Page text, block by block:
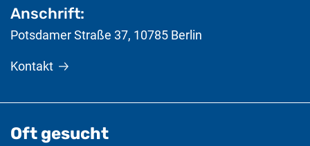
Anschrift:
Potsdamer Straße 37, 10785 Berlin
Kontakt
Oft gesucht